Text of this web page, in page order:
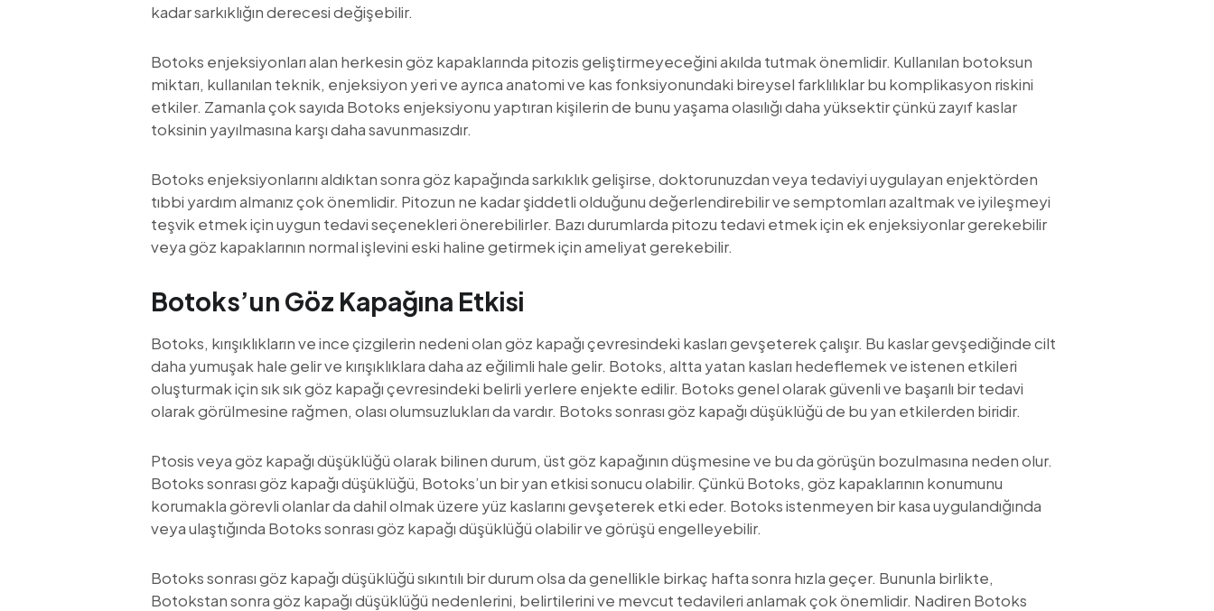
kadar sarkıklığın derecesi değişebilir.
Botoks enjeksiyonları alan herkesin göz kapaklarında pitozis geliştirmeyeceğini akılda tutmak önemlidir. Kullanılan botoksun
miktarı, kullanılan teknik, enjeksiyon yeri ve ayrıca anatomi ve kas fonksiyonundaki bireysel farklılıklar bu komplikasyon riskini
etkiler. Zamanla çok sayıda Botoks enjeksiyonu yaptıran kişilerin de bunu yaşama olasılığı daha yüksektir çünkü zayıf kaslar
toksinin yayılmasına karşı daha savunmasızdır.
Botoks enjeksiyonlarını aldıktan sonra göz kapağında sarkıklık gelişirse, doktorunuzdan veya tedaviyi uygulayan enjektörden
tıbbi yardım almanız çok önemlidir. Pitozun ne kadar şiddetli olduğunu değerlendirebilir ve semptomları azaltmak ve iyileşmeyi
teşvik etmek için uygun tedavi seçenekleri önerebilirler. Bazı durumlarda pitozu tedavi etmek için ek enjeksiyonlar gerekebilir
veya göz kapaklarının normal işlevini eski haline getirmek için ameliyat gerekebilir.
Botoks’un Göz Kapağına Etkisi
Botoks, kırışıklıkların ve ince çizgilerin nedeni olan göz kapağı çevresindeki kasları gevşeterek çalışır. Bu kaslar gevşediğinde cilt
daha yumuşak hale gelir ve kırışıklıklara daha az eğilimli hale gelir. Botoks, altta yatan kasları hedeflemek ve istenen etkileri
oluşturmak için sık sık göz kapağı çevresindeki belirli yerlere enjekte edilir. Botoks genel olarak güvenli ve başarılı bir tedavi
olarak görülmesine rağmen, olası olumsuzlukları da vardır. Botoks sonrası göz kapağı düşüklüğü de bu yan etkilerden biridir.
Ptosis veya göz kapağı düşüklüğü olarak bilinen durum, üst göz kapağının düşmesine ve bu da görüşün bozulmasına neden olur.
Botoks sonrası göz kapağı düşüklüğü, Botoks’un bir yan etkisi sonucu olabilir. Çünkü Botoks, göz kapaklarının konumunu
korumakla görevli olanlar da dahil olmak üzere yüz kaslarını gevşeterek etki eder. Botoks istenmeyen bir kasa uygulandığında
veya ulaştığında Botoks sonrası göz kapağı düşüklüğü olabilir ve görüşü engelleyebilir.
Botoks sonrası göz kapağı düşüklüğü sıkıntılı bir durum olsa da genellikle birkaç hafta sonra hızla geçer. Bununla birlikte,
Botokstan sonra göz kapağı düşüklüğü nedenlerini, belirtilerini ve mevcut tedavileri anlamak çok önemlidir. Nadiren Botoks